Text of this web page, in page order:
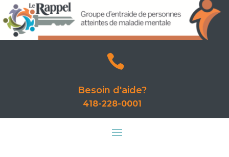

Besoin d'aide?
418-228-0001